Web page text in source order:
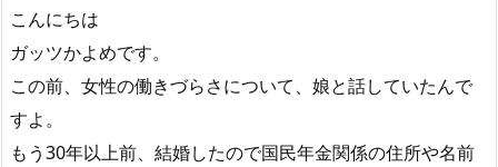
こんにちは
ガッツかよめです。
この前、女性の働きづらさについて、娘と話していたんで
すよ。
もう30年以上前、結婚したので国民年金関係の住所や名前